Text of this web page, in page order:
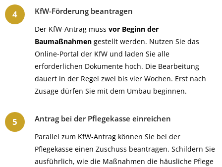
KfW-Förderung beantragen
Der KfW-Antrag muss vor Beginn der
Baumaßnahmen gestellt werden. Nutzen Sie das
Online-Portal der KfW und laden Sie alle
erforderlichen Dokumente hoch. Die Bearbeitung
dauert in der Regel zwei bis vier Wochen. Erst nach
Zusage dürfen Sie mit dem Umbau beginnen.
Antrag bei der Pflegekasse einreichen
Parallel zum KfW-Antrag können Sie bei der
Pflegekasse einen Zuschuss beantragen. Schildern Sie
ausführlich, wie die Maßnahmen die häusliche Pflege